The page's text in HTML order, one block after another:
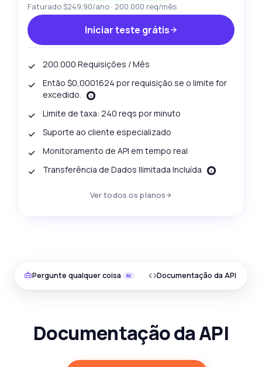
Faturado $249,90/ano · 200.000 req/mês
Iniciar teste grátis
200.000 Requisições / Mês
Então $0,0001624 por requisição se o limite for
excedido.
Limite de taxa: 240 reqs por minuto
Suporte ao cliente especializado
Monitoramento de API em tempo real
Transferência de Dados Ilimitada Incluída
Ver todos os planos
Pergunte qualquer coisa Documentação da API
Documentação da API